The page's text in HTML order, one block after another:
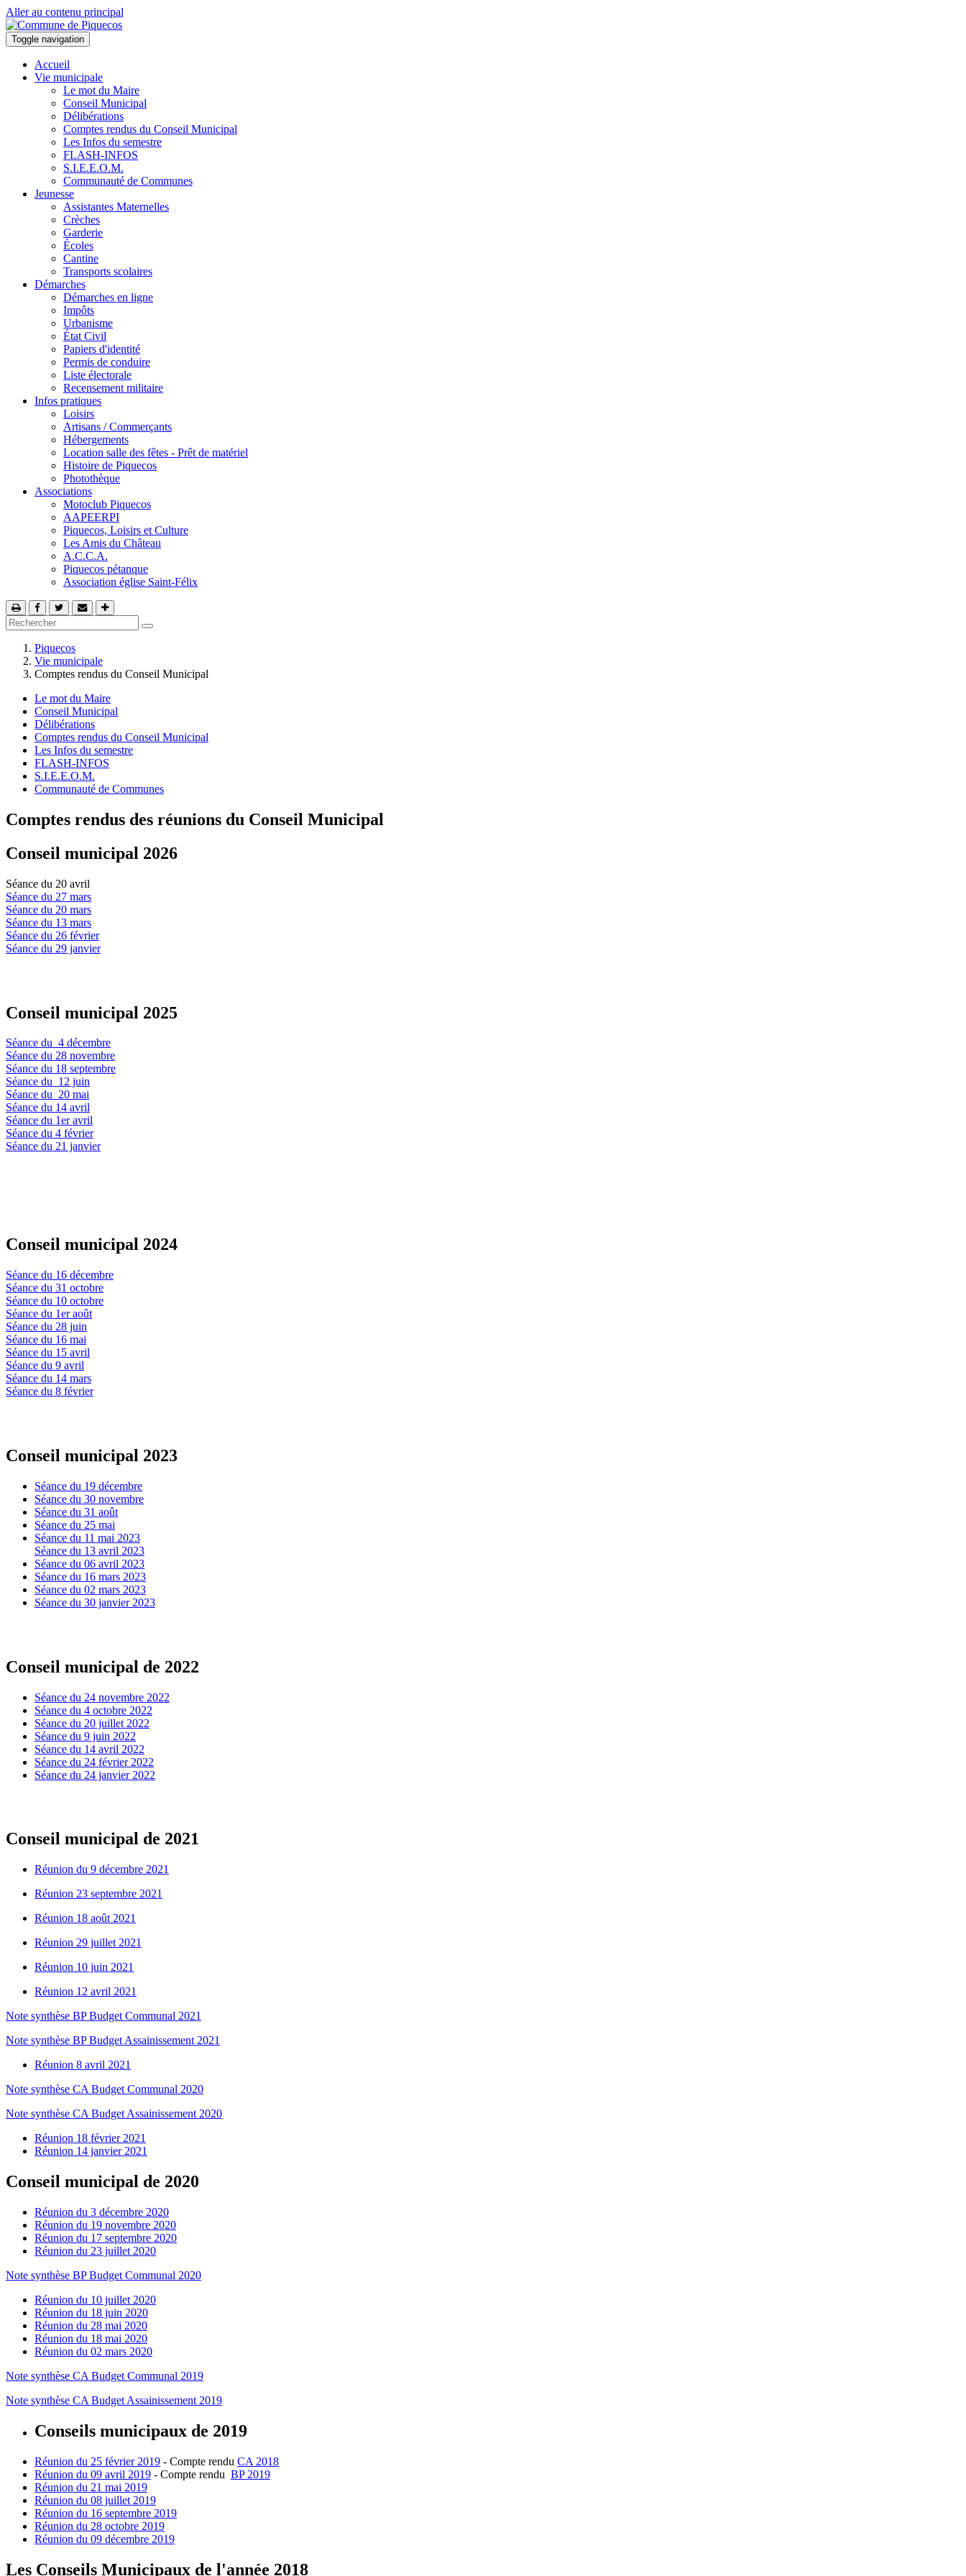
Aller au contenu principal
Toggle navigation
Accueil
Vie municipale
Le mot du Maire
Conseil Municipal
Délibérations
Comptes rendus du Conseil Municipal
Les Infos du semestre
FLASH-INFOS
S.I.E.E.O.M.
Communauté de Communes
Jeunesse
Assistantes Maternelles
Crèches
Garderie
Écoles
Cantine
Transports scolaires
Démarches
Démarches en ligne
Impôts
Urbanisme
État Civil
Papiers d'identité
Permis de conduire
Liste électorale
Recensement militaire
Infos pratiques
Loisirs
Artisans / Commerçants
Hébergements
Location salle des fêtes - Prêt de matériel
Histoire de Piquecos
Photothèque
Associations
Motoclub Piquecos
AAPEERPI
Piquecos, Loisirs et Culture
Les Amis du Château
A.C.C.A.
Piquecos pétanque
Association église Saint-Félix
Piquecos
Vie municipale
Comptes rendus du Conseil Municipal
Le mot du Maire
Conseil Municipal
Délibérations
Comptes rendus du Conseil Municipal
Les Infos du semestre
FLASH-INFOS
S.I.E.E.O.M.
Communauté de Communes
Comptes rendus des réunions du Conseil Municipal
Conseil municipal 2026
Séance du 20 avril
Séance du 27 mars
Séance du 20 mars
Séance du 13 mars
Séance du 26 février
Séance du 29 janvier
Conseil municipal 2025
Séance du 4 décembre
Séance du 28 novembre
Séance du 18 septembre
Séance du 12 juin
Séance du 20 mai
Séance du 14 avril
Séance du 1er avril
Séance du 4 février
Séance du 21 janvier
Conseil municipal 2024
Séance du 16 décembre
Séance du 31 octobre
Séance du 10 octobre
Séance du 1er août
Séance du 28 juin
Séance du 16 mai
Séance du 15 avril
Séance du 9 avril
Séance du 14 mars
Séance du 8 février
Conseil municipal 2023
Séance du 19 décembre
Séance du 30 novembre
Séance du 31 août
Séance du 25 mai
Séance du 11 mai 2023
Séance du 13 avril 2023
Séance du 06 avril 2023
Séance du 16 mars 2023
Séance du 02 mars 2023
Séance du 30 janvier 2023
Conseil municipal de 2022
Séance du 24 novembre 2022
Séance du 4 octobre 2022
Séance du 20 juillet 2022
Séance du 9 juin 2022
Séance du 14 avril 2022
Séance du 24 février 2022
Séance du 24 janvier 2022
Conseil municipal de 2021
Réunion du 9 décembre 2021
Réunion 23 septembre 2021
Réunion 18 août 2021
Réunion 29 juillet 2021
Réunion 10 juin 2021
Réunion 12 avril 2021
Note synthèse BP Budget Communal 2021
Note synthèse BP Budget Assainissement 2021
Réunion 8 avril 2021
Note synthèse CA Budget Communal 2020
Note synthèse CA Budget Assainissement 2020
Réunion 18 février 2021
Réunion 14 janvier 2021
Conseil municipal de 2020
Réunion du 3 décembre 2020
Réunion du 19 novembre 2020
Réunion du 17 septembre 2020
Réunion du 23 juillet 2020
Note synthèse BP Budget Communal 2020
Réunion du 10 juillet 2020
Réunion du 18 juin 2020
Réunion du 28 mai 2020
Réunion du 18 mai 2020
Réunion du 02 mars 2020
Note synthèse CA Budget Communal 2019
Note synthèse CA Budget Assainissement 2019
Conseils municipaux de 2019
Réunion du 25 février 2019 - Compte rendu CA 2018
Réunion du 09 avril 2019 - Compte rendu BP 2019
Réunion du 21 mai 2019
Réunion du 08 juillet 2019
Réunion du 16 septembre 2019
Réunion du 28 octobre 2019
Réunion du 09 décembre 2019
Les Conseils Municipaux de l'année 2018